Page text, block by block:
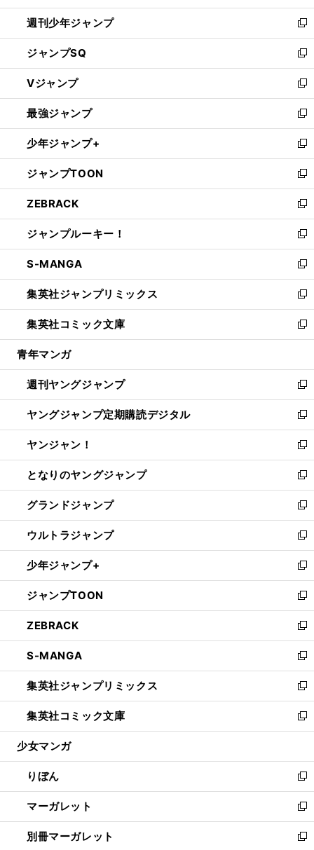
開
く
週刊少年ジャンプ
新
し
い
ウ
ィ
ン
ド
ウ
で
開
く
ジャンプSQ
新
し
い
ウ
ィ
ン
ド
ウ
で
開
く
Vジャンプ
新
し
い
ウ
ィ
ン
ド
ウ
で
開
く
最強ジャンプ
新
し
い
ウ
ィ
ン
ド
ウ
で
開
く
少年ジャンプ+
新
し
い
ウ
ィ
ン
ド
ウ
で
開
く
ジャンプTOON
新
し
い
ウ
ィ
ン
ド
ウ
で
開
く
ZEBRACK
新
し
い
ウ
ィ
ン
ド
ウ
で
開
ジャンプルーキー！
新
し
い
ウ
ィ
ン
ド
ウ
開
く
S-MANGA
新
し
い
ウ
ィ
ン
ウ
で
開
く
集英社ジャンプリミックス
新
し
い
ウ
ン
ド
ウ
で
開
く
集英社コミック文庫
新
し
ウ
ィ
ン
ド
ウ
で
開
く
青年マンガ
週刊ヤングジャンプ
新
し
い
ウ
ィ
ン
ド
ウ
で
開
く
ヤングジャンプ定期購読デジタル
新
し
い
ウ
ィ
ン
ド
ウ
で
開
く
ヤンジャン！
新
し
い
ウ
ィ
ン
ド
ウ
で
開
く
となりのヤングジャンプ
新
し
い
ウ
ィ
ン
ド
ウ
で
開
く
グランドジャンプ
新
し
い
ウ
ィ
ン
ド
ウ
で
開
く
ウルトラジャンプ
新
し
い
ウ
ィ
ン
ド
ウ
で
開
く
少年ジャンプ+
新
し
い
ウ
ィ
ン
ド
ウ
で
開
く
ジャンプTOON
新
し
い
ウ
ィ
ン
ド
ウ
で
開
ZEBRACK
新
し
い
ウ
ィ
ン
ド
ウ
開
く
S-MANGA
新
し
い
ウ
ィ
ン
ウ
で
開
く
集英社ジャンプリミックス
新
し
い
ウ
ン
ド
ウ
で
開
く
集英社コミック文庫
新
し
ウ
ィ
ン
ド
ウ
で
少女マンガ
りぼん
新
し
い
ウ
ィ
マーガレット
新
し
い
別冊マーガレット
新